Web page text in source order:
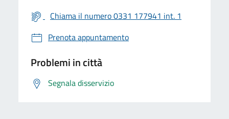
Chiama il numero 0331 177941 int. 1
Prenota appuntamento
Problemi in città
Segnala disservizio